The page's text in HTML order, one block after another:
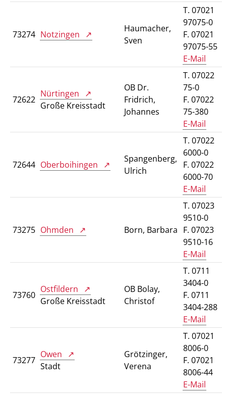
73274 Notzingen
Haumacher,
Sven
T. 07021
97075-0
F. 07021
97075-55
E-Mail
72622
Nürtingen
Große Kreisstadt
OB Dr.
Fridrich,
Johannes
T. 07022
75-0
F. 07022
75-380
E-Mail
72644 Oberboihingen
Spangenberg,
Ulrich
T. 07022
6000-0
F. 07022
6000-70
E-Mail
73275 Ohmden Born, Barbara
T. 07023
9510-0
F. 07023
9510-16
E-Mail
73760
Ostfildern
Große Kreisstadt
OB Bolay,
Christof
T. 0711
3404-0
F. 0711
3404-288
E-Mail
73277
Owen
Stadt
Grötzinger,
Verena
T. 07021
8006-0
F. 07021
8006-44
E-Mail